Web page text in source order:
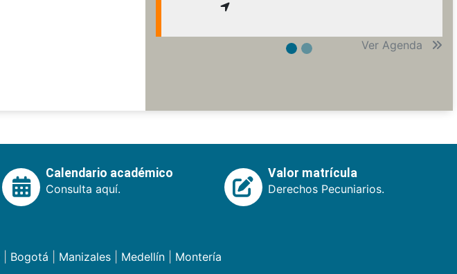
Ver Agenda
Calendario académico
Consulta aquí.
Valor matrícula
Derechos Pecuniarios.
Bogotá Manizales| Medellín| Montería